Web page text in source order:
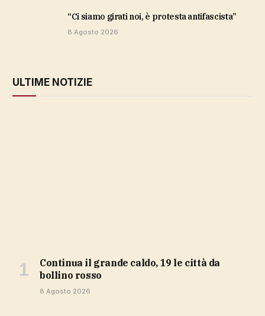
“Ci siamo girati noi, è protesta antifascista”
8 Agosto 2026
ULTIME NOTIZIE
Continua il grande caldo, 19 le città da
bollino rosso
8 Agosto 2026